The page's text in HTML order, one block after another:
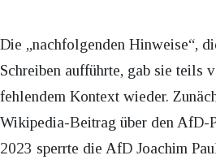
Die „nachfolgenden Hinweise“,
Schreiben aufführte, gab sie teils
fehlendem Kontext wieder.
Wikipedia-Beitrag über den AfD-
2023 sperrte die AfD Joachim